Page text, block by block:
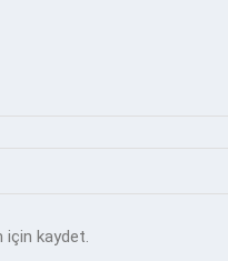
için kaydet.